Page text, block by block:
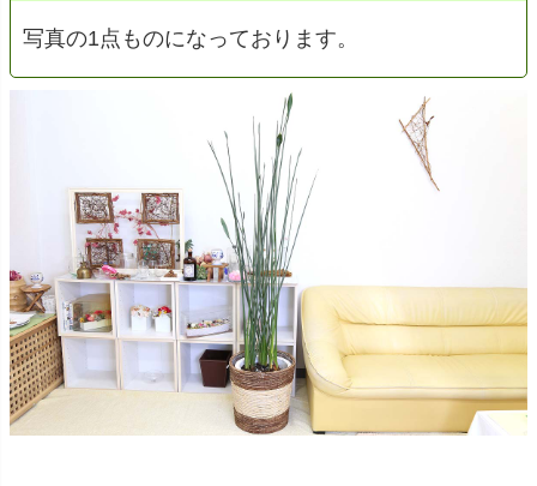
写真の1点ものになっております。